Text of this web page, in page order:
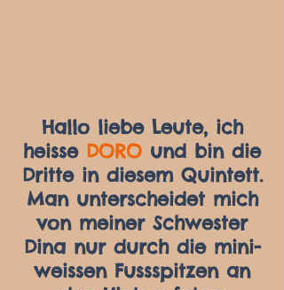
Hallo liebe Leute, ich
heisse DORO und bin die
Dritte in diesem Quintett.
Man unterscheidet mich
von meiner Schwester
Dina nur durch die mini-
weissen Fussspitzen an